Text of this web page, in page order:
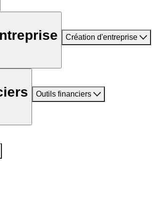
Création d'entreprise
Outils financiers